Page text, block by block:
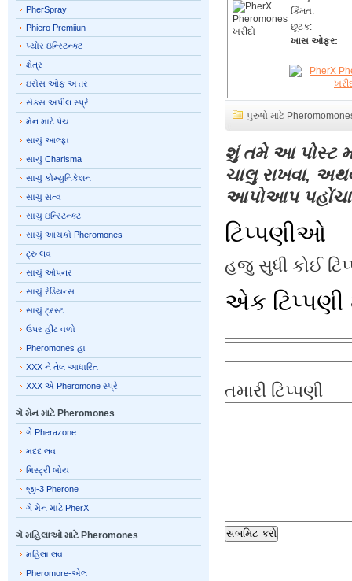
કિંમત:
છૂટક:
ખાસ ઓફર:
પુરુષો માટે
શું તમે આ પોસ્ટ
ચાલુ રાખવા,
આપોઆપ
ટિપ્પણીઓ
હજુ સુધી કોઈ
એક ટિપ્પણી
તમારી ટિપ્પણી
PherSpray
Phiero Premiiun
પ્યોર ઇન્સ્ટિન્ક્ટ
ક્ષેત્ર
ઇરોસ ઓફ અત્તર
સેક્સ અપીલ સ્પ્રે
મેન માટે પેચ
સાચું આલ્ફા
સાચું Charisma
સાચું કોમ્યુનિકેશન
સાચું સત્વ
સાચું ઇન્સ્ટિન્ક્ટ
સાચું આંચકો Pheromones
ટ્રુ લવ
સાચું ઓપનર
સાચું રેડિયન્સ
સાચું ટ્રસ્ટ
ઉપર હીટ વળો
Pheromones હા
XXX ને તેલ આધારિત
XXX એ Pheromone સ્પ્રે
ગે મેન માટે Pheromones
ગે Pherazone
મદદ લવ
મિસ્ટ્રી બોય
જી-3 Pherone
ગે મેન માટે PherX
ગે મહિલાઓ માટે Pheromones
મહિલા લવ
Pheromore-એલ